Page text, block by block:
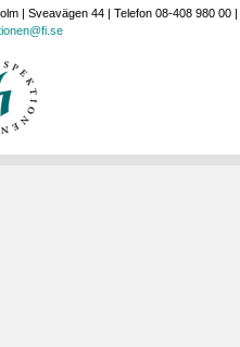
| Sveavägen 44 | Telefon 08-408 980 00 |